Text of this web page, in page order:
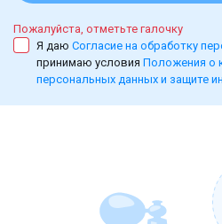
Пожалуйста, отметьте галочку
Я даю Согласие на обработку
принимаю условия Положения о
персональных данных и защите